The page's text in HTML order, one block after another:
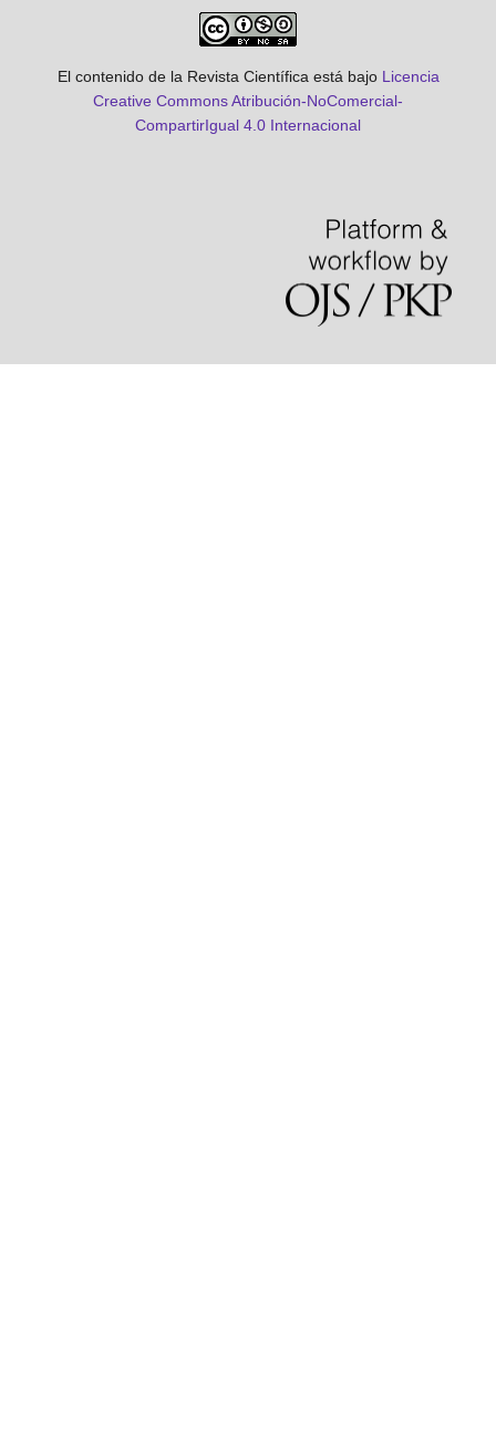
El contenido de la Revista Científica está bajo Licencia
Creative Commons Atribución-NoComercial-
CompartirIgual 4.0 Internacional